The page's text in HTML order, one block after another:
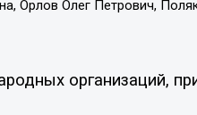
Орлов Олег Петрович,
организаций,